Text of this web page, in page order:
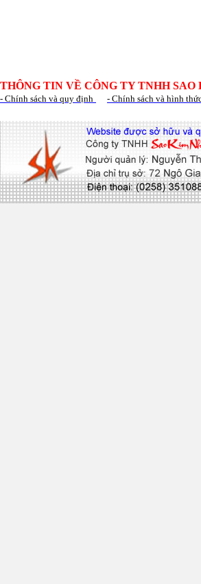
THÔNG TIN VỀ CÔNG TY TNHH
- Chính sách và quy định - Chính sách và hình